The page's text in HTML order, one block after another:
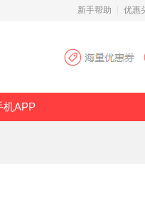
新手帮助 优惠
机APP